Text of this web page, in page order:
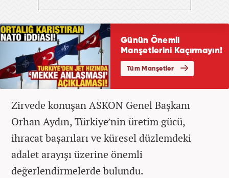
Zirvede konuşan ASKON Genel Başkanı
Orhan Aydın, Türkiye’nin üretim gücü,
ihracat başarıları ve küresel düzlemdeki
adalet arayışı üzerine önemli
değerlendirmelerde bulundu.